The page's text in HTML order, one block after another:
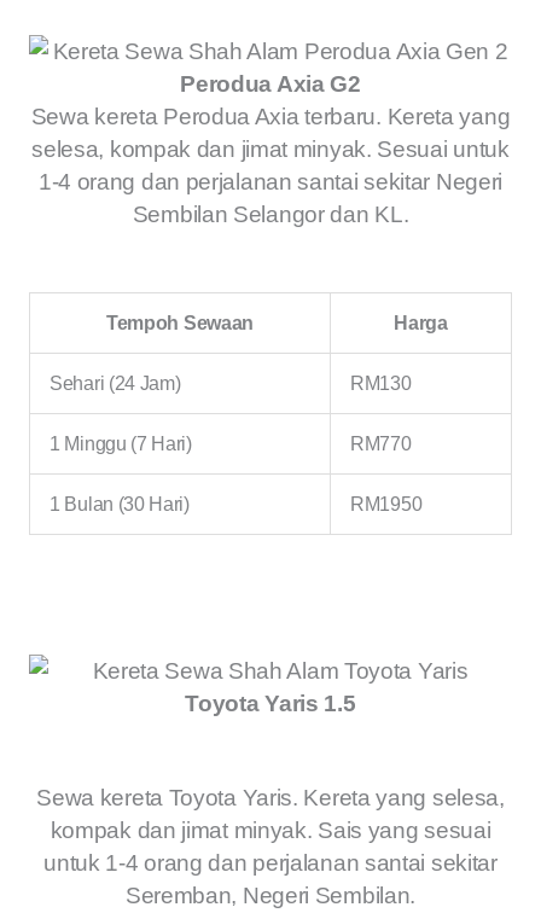
Perodua Axia G2
Sewa kereta Perodua Axia terbaru. Kereta yang
selesa, kompak dan jimat minyak. Sesuai untuk
1-4 orang dan perjalanan santai sekitar Negeri
Sembilan Selangor dan KL.
Tempoh Sewaan Harga
Sehari (24 Jam) RM130
1 Minggu (7 Hari) RM770
1 Bulan (30 Hari) RM1950
Toyota Yaris 1.5
Sewa kereta Toyota Yaris. Kereta yang selesa,
kompak dan jimat minyak. Sais yang sesuai
untuk 1-4 orang dan perjalanan santai sekitar
Seremban, Negeri Sembilan.